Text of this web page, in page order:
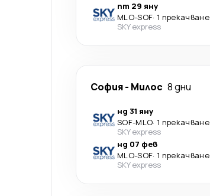
пт 29 яну
MLO-SOF· 1 прекачване
SKY express
София- Милос 8 дни
нд 31 яну
SOF-MLO· 1 прекачване
SKY express
нд 07 фев
MLO-SOF· 1 прекачване
SKY express